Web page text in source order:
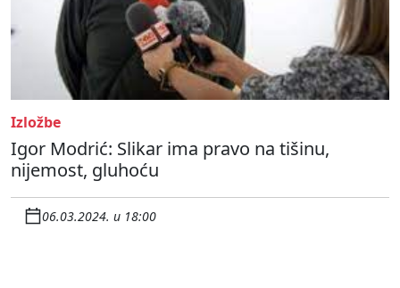
Izložbe
Igor Modrić: Slikar ima pravo na tišinu,
nijemost, gluhoću
06.03.2024. u 18:00